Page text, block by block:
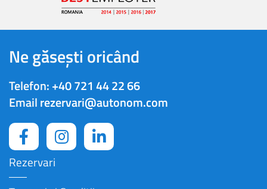
Ne găsești oricând
Telefon:+40 721 44 22 66
Emailrezervari@autonom.com
Rezervari